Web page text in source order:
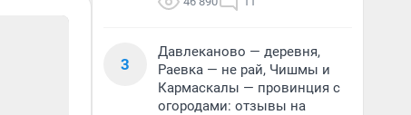
3
Давлеканово — деревня,
Раевка — не рай, Чишмы и
Кармаскалы — провинция с
огородами: отзывы на